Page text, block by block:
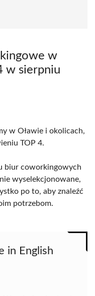
w
w sierpniu
w Oławie i okolicach,
TOP 4.
biur coworkingowych
wyselekcjonowane,
po to, aby znaleźć
potrzebom.
in English